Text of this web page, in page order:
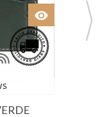
visibility